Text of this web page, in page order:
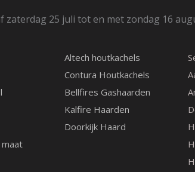
zaterdag 25 juli tot en met zondag 16
Altech houtkachels
Contura Houtkachels
Bellfires Gashaarden
Kalfire Haarden
Doorkijk Haard